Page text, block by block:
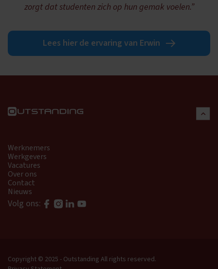
zorgt dat studenten zich op hun gemak voelen.”
Lees hier de ervaring van Erwin
Werknemers
Werkgevers
Vacatures
Over ons
Contact
Nieuws
Volg ons:
Copyright © 2025 - Outstanding All rights reserved.